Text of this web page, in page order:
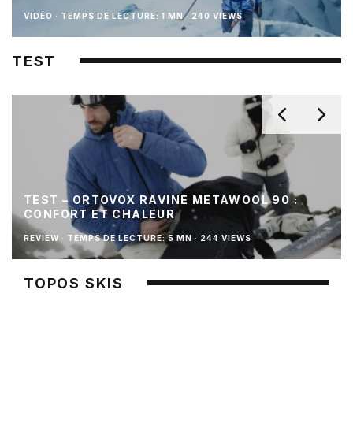
VIDÉO · TEMPS DE LECTURE: 1 MN · 240 VIEWS
TEST
TEST – ORTOVOX RAVINE METAWOOL 90 :
CONFORT ET CHALEUR
REVIEW · TEMPS DE LECTURE: 5 MN · 244 VIEWS
TOPOS SKIS